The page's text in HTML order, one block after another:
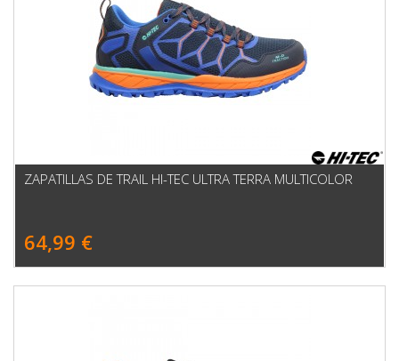
ZAPATILLAS DE TRAIL HI-TEC ULTRA TERRA MULTICOLOR
64,99 €